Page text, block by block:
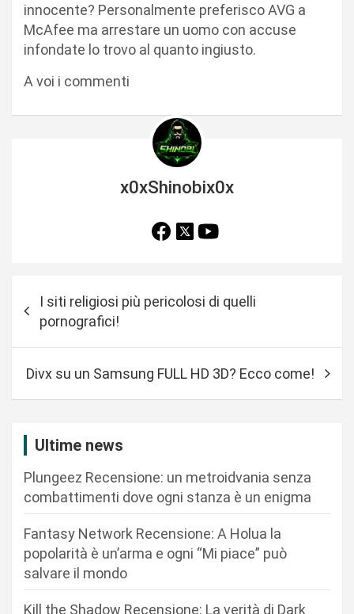
innocente? Personalmente preferisco AVG a
McAfee ma arrestare un uomo con accuse
infondate lo trovo al quanto ingiusto.
A voi i commenti
x0xShinobix0x
I siti religiosi più pericolosi di quelli
pornografici!
Divx su un Samsung FULL HD 3D? Ecco come!
Ultime news
Plungeez Recensione: un metroidvania senza
combattimenti dove ogni stanza è un enigma
Fantasy Network Recensione: A Holua la
popolarità è un’arma e ogni “Mi piace” può
salvare il mondo
Kill the Shadow Recensione: La verità di Dark